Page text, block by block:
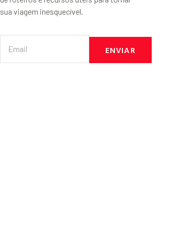
sua viagem inesquecível.
ENVIAR